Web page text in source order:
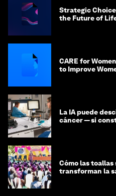
Strategic
the Future of
CARE for
to Improve
La IA puede
cáncer — si
Cómo las
transforman la